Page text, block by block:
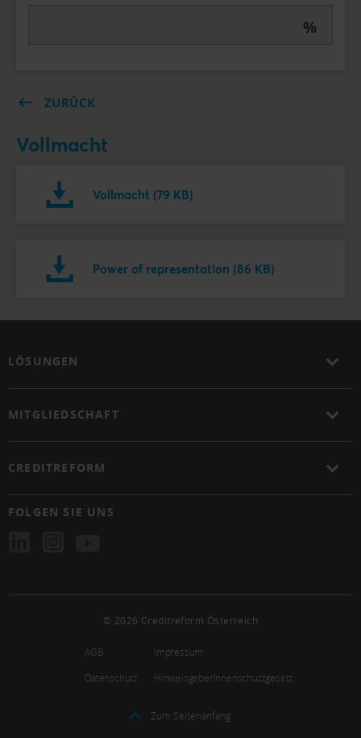
%
ZURÜCK
Vollmacht
Vollmacht (79 KB)
Power of representation (86 KB)
LÖSUNGEN
MITGLIEDSCHAFT
CREDITREFORM
FOLGEN SIE UNS
© 2026 Creditreform Österreich
AGB
Impressum
Datenschutz
HinweisgeberInnenschutzgesetz
Zum Seitenanfang